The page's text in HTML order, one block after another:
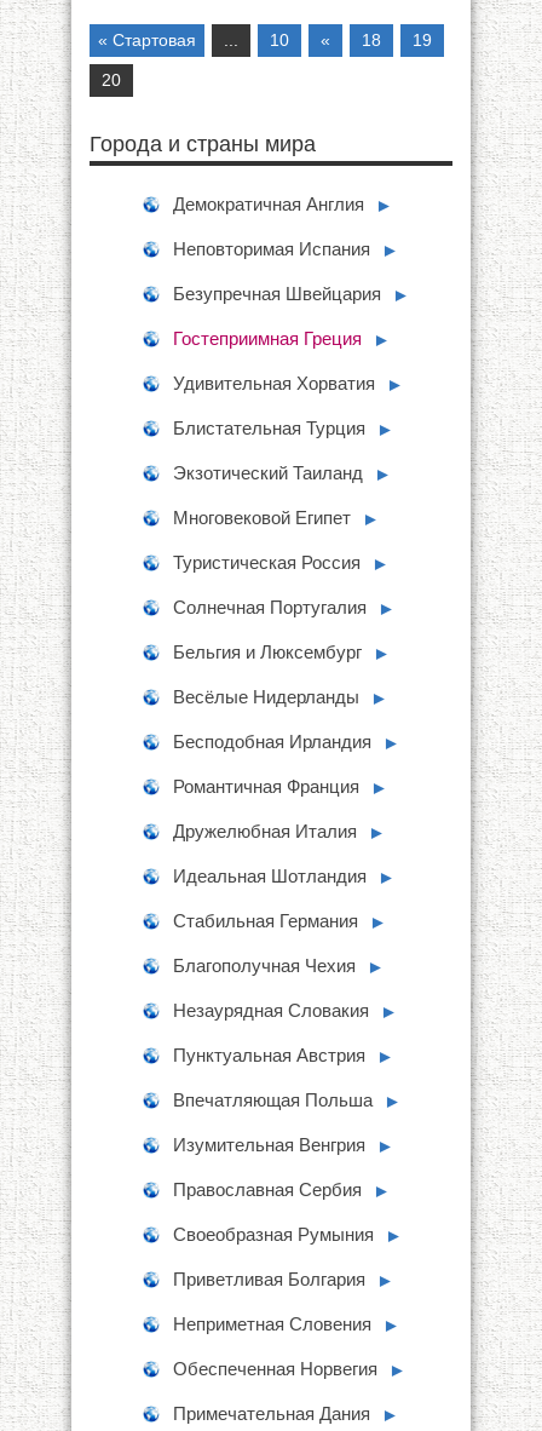
« Стартовая 10 « 18 19
20
Города и страны мира
Демократичная Англия ►
Неповторимая Испания ►
Безупречная Швейцария ►
Гостеприимная Греция ►
Удивительная Хорватия ►
Блистательная Турция ►
Экзотический Таиланд ►
Многовековой Египет ►
Туристическая Россия ►
Солнечная Португалия ►
Бельгия и Люксембург ►
Весёлые Нидерланды ►
Бесподобная Ирландия ►
Романтичная Франция ►
Дружелюбная Италия ►
Идеальная Шотландия ►
Стабильная Германия ►
Благополучная Чехия ►
Незаурядная Словакия ►
Пунктуальная Австрия ►
Впечатляющая Польша ►
Изумительная Венгрия ►
Православная Сербия ►
Своеобразная Румыния ►
Приветливая Болгария ►
Неприметная Словения ►
Обеспеченная Норвегия ►
Примечательная Дания ►